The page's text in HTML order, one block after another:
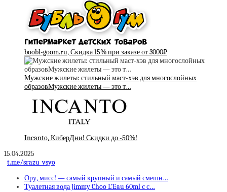
boobl-goom.ru, Скидка 15% при заказе от 3000₽
Мужские жилеты: стильный маст-хэв для многослойных
образовМужские жилеты — это т…
Incanto, КиберДни! Скидки до -50%!
15.04.2025
t.me/srazu_vsyo
Ору, мисс! — самый крупный и самый смешн…
Туалетная вода Jimmy Choo L’Eau 60ml с с…